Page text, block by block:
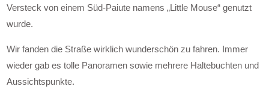
Versteck von einem Süd-Paiute namens „Little Mouse“ genutzt
wurde.
Wir fanden die Straße wirklich wunderschön zu fahren. Immer
wieder gab es tolle Panoramen sowie mehrere Haltebuchten und
Aussichtspunkte.